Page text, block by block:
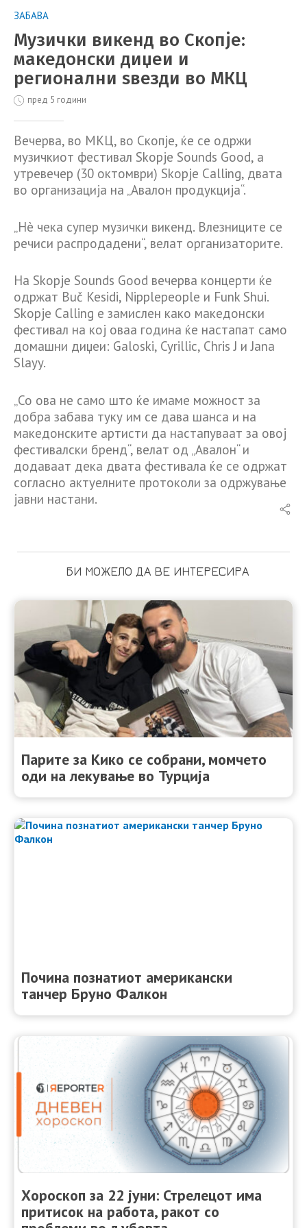
ЗАБАВА
Музички викенд во Скопје:
македонски диџеи и
регионални ѕвезди во МКЦ
пред 5 години
Вечерва, во МКЦ, во Скопје, ќе се одржи
музичкиот фестивал Skopje Sounds Good, а
утревечер (30 октомври) Skopje Calling, двата
во организација на „Авалон продукција“.
„Нè чека супер музички викенд. Влезниците се
речиси распродадени“, велат организаторите.
На Skopje Sounds Good вечерва концерти ќе
одржат Buč Kesidi, Nipplepeople и Funk Shui.
Skopje Calling е замислен како македонски
фестивал на кој оваа година ќе настапат само
домашни диџеи: Galoski, Cyrillic, Chris J и Jana
Slayy.
„Со ова не само што ќе имаме можност за
добра забава туку им се дава шанса и на
македонските артисти да настапуваат за овој
фестивалски бренд“, велат од „Авалон“ и
додаваат дека двата фестивала ќе се одржат
согласно актуелните протоколи за одржување
јавни настани.
БИ МОЖЕЛО ДА ВЕ ИНТЕРЕСИРА
Парите за Кико се собрани, момчето
оди на лекување во Турција
Почина познатиот американски
танчер Бруно Фалкон
Хороскоп за 22 јуни: Стрелецот има
притисок на работа, ракот со